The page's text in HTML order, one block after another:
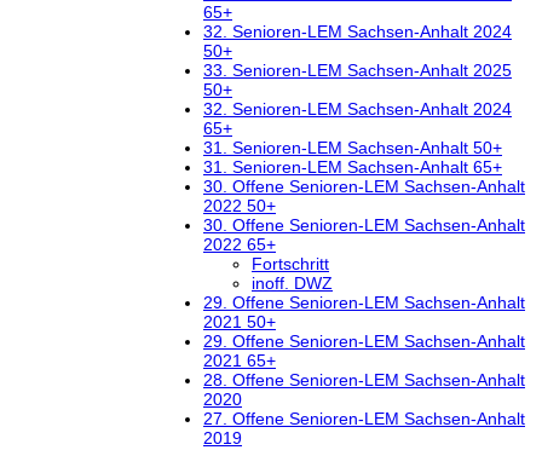
65+
32. Senioren-LEM Sachsen-Anhalt 2024
50+
33. Senioren-LEM Sachsen-Anhalt 2025
50+
32. Senioren-LEM Sachsen-Anhalt 2024
65+
31. Senioren-LEM Sachsen-Anhalt 50+
31. Senioren-LEM Sachsen-Anhalt 65+
30. Offene Senioren-LEM Sachsen-Anhalt
2022 50+
30. Offene Senioren-LEM Sachsen-Anhalt
2022 65+
Fortschritt
inoff. DWZ
29. Offene Senioren-LEM Sachsen-Anhalt
2021 50+
29. Offene Senioren-LEM Sachsen-Anhalt
2021 65+
28. Offene Senioren-LEM Sachsen-Anhalt
2020
27. Offene Senioren-LEM Sachsen-Anhalt
2019